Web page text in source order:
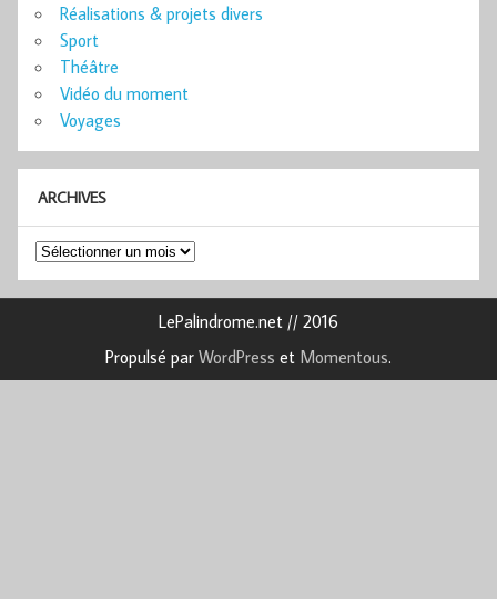
Réalisations & projets divers
Sport
Théâtre
Vidéo du moment
Voyages
ARCHIVES
Archives
LePalindrome.net // 2016
Propulsé par WordPress et Momentous.